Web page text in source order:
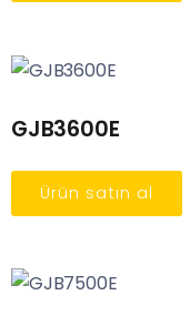
GJB3600E
Ürün satın al